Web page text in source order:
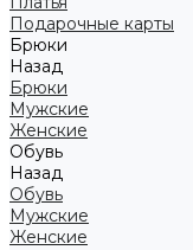
Подарочные карты
Брюки
Назад
Брюки
Мужские
Женские
Обувь
Назад
Обувь
Мужские
Женские